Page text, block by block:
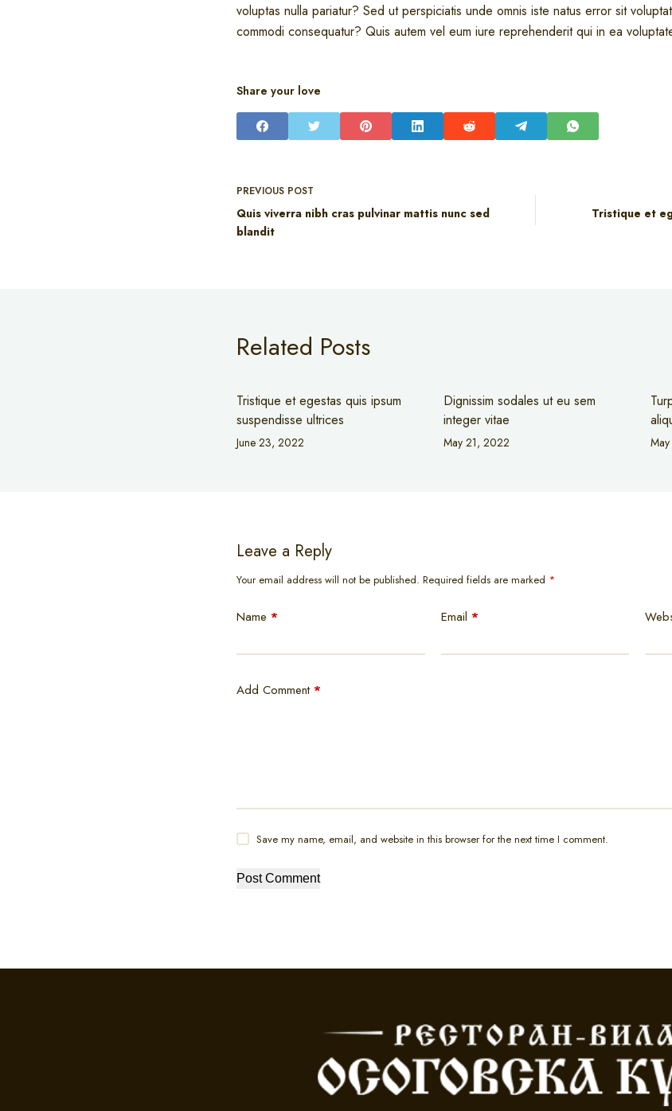
voluptas nulla pariatur? Sed ut perspiciatis unde omnis iste natus error sit
commodi consequatur? Quis autem vel eum iure reprehenderit qui in ea
Share your love
PREVIOUS POST
Quis viverra nibh cras pulvinar mattis nunc sed
blandit
Tristique et
Related Posts
Tristique et egestas quis ipsum
suspendisse ultrices
June 23, 2022
Dignissim sodales ut eu sem
integer vitae
May 21, 2022
Leave a Reply
Your email address will not be published. Required fields are marked *
Name * Email *
Add Comment*
Save my name, email, and website in this browser for the next time I comment.
Post Comment